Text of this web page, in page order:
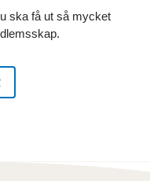
ska få ut så mycket